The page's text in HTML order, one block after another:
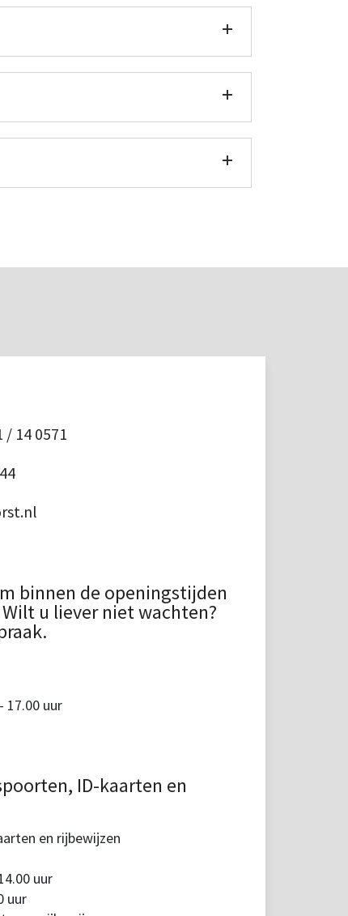
/ 14 0571
binnen de openingstijden
u liever niet wachten?
17.00 uur
ID-kaarten en
en rijbewijzen
uur
uur